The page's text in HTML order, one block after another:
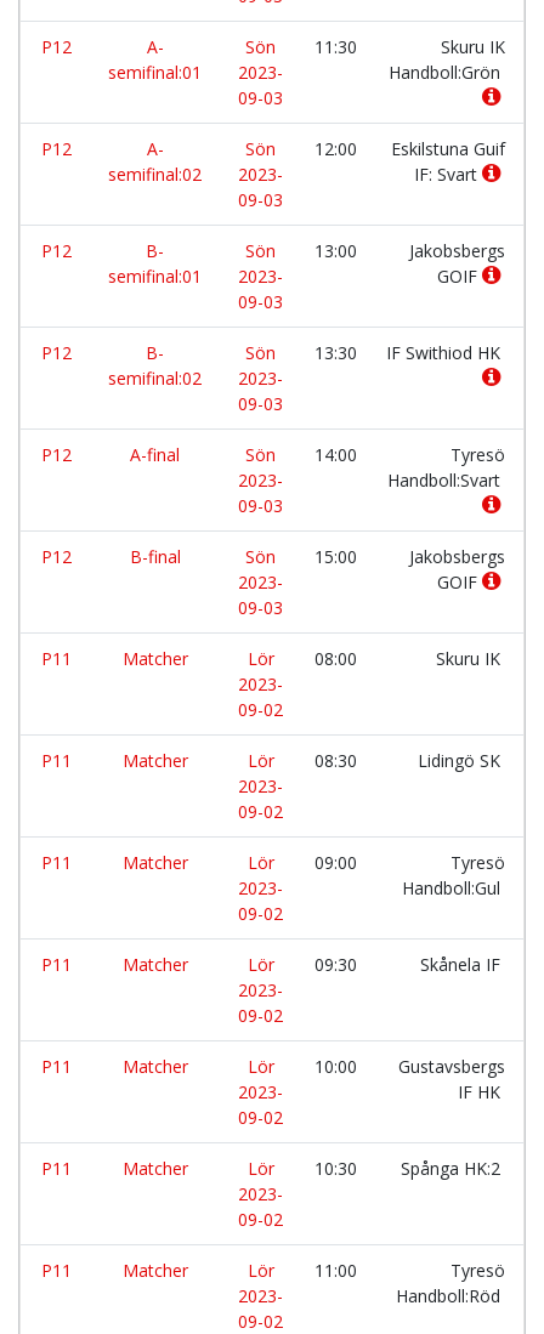
P12
A-
semifinal:01
Sön
2023-
09-03
11:30
Skuru IK
Handboll:Grön
P12
A-
semifinal:02
Sön
2023-
09-03
12:00
Eskilstuna Guif
IF: Svart
P12
B-
semifinal:01
Sön
2023-
09-03
13:00
Jakobsbergs
GOIF
P12
B-
semifinal:02
Sön
2023-
09-03
13:30 IF Swithiod HK
P12 A-final
Sön
2023-
09-03
14:00
Tyresö
Handboll:Svart
P12 B-final
Sön
2023-
09-03
15:00
Jakobsbergs
GOIF
P11 Matcher
Lör
2023-
09-02
08:00 Skuru IK
P11 Matcher
Lör
2023-
09-02
08:30 Lidingö SK
P11 Matcher
Lör
2023-
09-02
09:00
Tyresö
Handboll:Gul
P11 Matcher
Lör
2023-
09-02
09:30 Skånela IF
P11 Matcher
Lör
2023-
09-02
10:00
Gustavsbergs
IF HK
P11 Matcher
Lör
2023-
09-02
10:30 Spånga HK:2
P11 Matcher
Lör
2023-
09-02
11:00
Tyresö
Handboll:Röd